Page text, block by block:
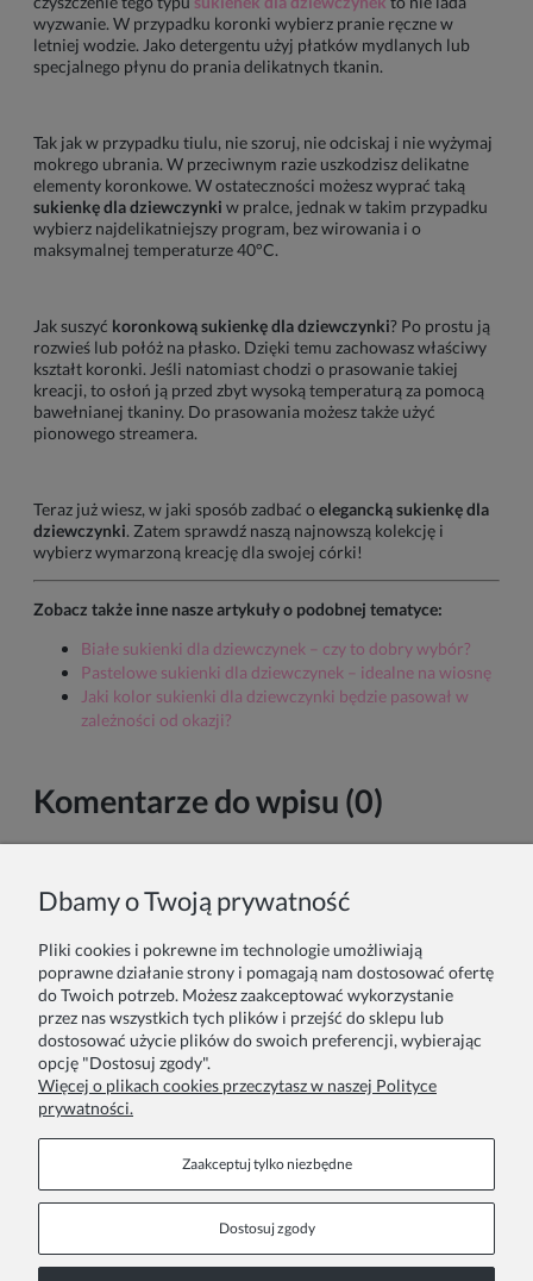
wyzwanie. W przypadku koronki wybierz pranie ręczne w
letniej wodzie. Jako detergentu użyj płatków mydlanych lub
specjalnego płynu do prania delikatnych tkanin.
Tak jak w przypadku tiulu, nie szoruj, nie odciskaj i nie wyżymaj
mokrego ubrania. W przeciwnym razie uszkodzisz delikatne
elementy koronkowe. W ostateczności możesz wyprać taką
sukienkę dla dziewczynki w pralce, jednak w takim przypadku
wybierz najdelikatniejszy program, bez wirowania i o
maksymalnej temperaturze 40°C.
Jak suszyć koronkową sukienkę dla dziewczynki? Po prostu ją
rozwieś lub połóż na płasko. Dzięki temu zachowasz właściwy
kształt koronki. Jeśli natomiast chodzi o prasowanie takiej
kreacji, to osłoń ją przed zbyt wysoką temperaturą za pomocą
bawełnianej tkaniny. Do prasowania możesz także użyć
pionowego streamera.
Teraz już wiesz, w jaki sposób zadbać oelegancką sukienkę dla
dziewczynki. Zatem sprawdź naszą najnowszą kolekcję i
wybierz wymarzoną kreację dla swojej córki!
Zobacz także inne nasze artykuły o podobnej tematyce:
Białe sukienki dla dziewczynek – czy to dobry wybór?
Pastelowe sukienki dla dziewczynek – idealne na wiosnę
Jaki kolor sukienki dla dziewczynki będzie pasował w
zależności od okazji?
Komentarze do wpisu (0)
Komentarz:
Wyślij
Stopka
Dbamy o Twoją prywatność
Pliki cookies i pokrewne im technologie umożliwiają
poprawne działanie strony i pomagają nam dostosować ofertę
do Twoich potrzeb. Możesz zaakceptować wykorzystanie
przez nas wszystkich tych plików i przejść do sklepu lub
dostosować użycie plików do swoich preferencji, wybierając
opcję "Dostosuj zgody".
Więcej o plikach cookies przeczytasz w naszej Polityce
prywatności.
Zaakceptuj tylko niezbędne
Dostosuj zgody